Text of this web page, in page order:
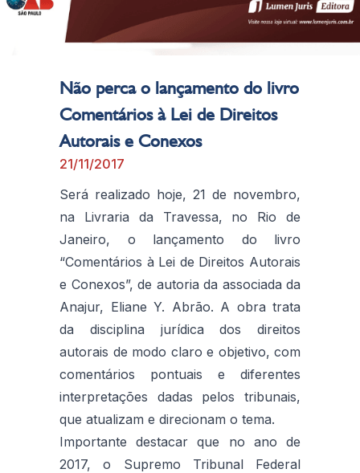
Não perca o lançamento do livro
Comentários à Lei de Direitos
Autorais e Conexos
21/11/2017
Será realizado hoje, 21 de novembro,
na Livraria da Travessa, no Rio de
Janeiro, o lançamento do livro
“Comentários à Lei de Direitos Autorais
e Conexos”, de autoria da associada da
Anajur, Eliane Y. Abrão. A obra trata
da disciplina jurídica dos direitos
autorais de modo claro e objetivo, com
comentários pontuais e diferentes
interpretações dadas pelos tribunais,
que atualizam e direcionam o tema.
Importante destacar que no ano de
2017, o Supremo Tribunal Federal